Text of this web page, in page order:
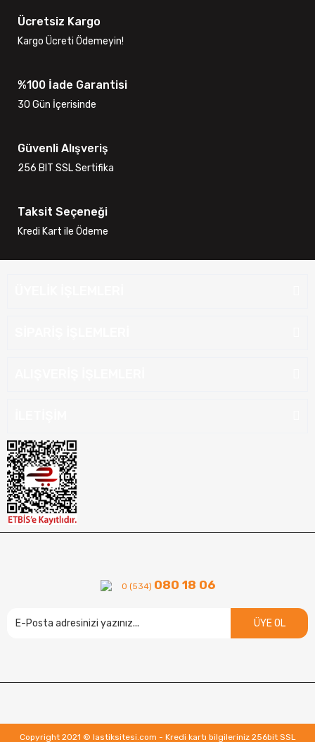
Ücretsiz Kargo
Kargo Ücreti Ödemeyin!
%100 İade Garantisi
30 Gün İçerisinde
Güvenli Alışveriş
256 BIT SSL Sertifika
Taksit Seçeneği
Kredi Kart ile Ödeme
0 (534) 080 18 06
ÜYE OL
Copyright 2021 © lastiksitesi.com - Kredi kartı bilgileriniz 256bit SSL